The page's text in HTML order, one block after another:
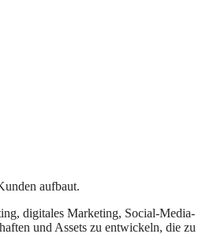
aufbaut.
digitales Marketing, Social-Media-
und Assets zu entwickeln, die zu